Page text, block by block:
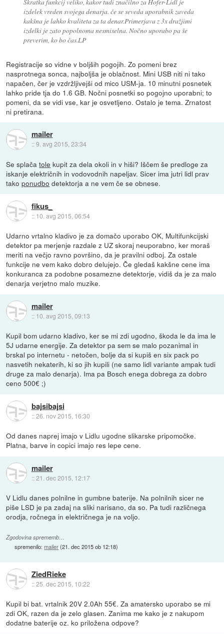
izdelek vreden svojega denarja. če se seveda uporabnik zaveda
kakšna je lahko kvaliteta za ta denar.Primerjava z 3x dražjimi
izdelki je zato popolnoma nesmiselna. Nočno uporabo pa še
preverim, ko bo čas.LP
Registracije so vidne v boljših pogojih. Zo pomeni brez
nasprotnega sonca, najboljša je oblačnost. Mini USB niti ni tako
napačen, čer je vzdržljivejši od mico USM-ja. 10 minutni posnetek
lahko pride tja do 1.6 GB. Nočni posnetki so pogojno uporabni; to
pomeni, da se vidi vse, kar je osvetljeno. Ostalo je tema. Zrnatost
ni pretirana.
mailer
::9. avg 2015, 23:34
Se splačatole kupit za dela okoli in v hiši? Iščem še predloge za
iskanje električnih in vodovodnih napeljav. Sicer ima jutri lidl prav
takoponudbo detektorja a ne vem če se obnese.
fikus_
:: 10. avg 2015, 06:54
Udarno vrtalno kladivo je za domačo uporabo OK, Multifunkcijski
detektor pa merjenje razdale z UZ skoraj neuporabno, ker moraš
meriti na večjo ravno površino, da je pravilni odboj. Za ostale
funkcije ne vem kako dobro delujejo. Če gledaš kakšne cene ima
konkuranca za podobne posamezne detektorje, vidiš da je za malo
denarja verjetno malo muzike.
mailer
:: 10. avg 2015, 09:13
Kupil bom udarno kladivo, ker se mi zdi ugodno, škoda le da ima le
5J udarne energije. Za detektor pa sem se malo pozanimal in
brskal po internetu - netočen, bolje da si kupiš en six pack po
nasvetih nekaterih, ki so jih kupili (ne samo lidl variante ampak tudi
druge za malo denarja). Ima pa Bosch enega dobrega za dobro
ceno 500€ ;)
bajsibajsi
::26. nov 2015, 16:30
Od danes naprej imajo v Lidlu ugodne slikarske pripomočke.
Platna, barve in copici imajo res lepe cene.
mailer
::21. dec 2015, 12:17
V Lidlu danes polnilne in gumbne baterije. Na polnilnih sicer ne
piše LSD je pa zadaj na sliki narisano, da so. Pa tudi različnega
orodja, ročnega in električnega je na voljo.
Zgodovina sprememb…
spremenilo:mailer(21. dec 2015 ob 12:18)
ZiedRieke
::25. dec 2015, 10:22
Kupil bi bat. vrtalnik 20V 2.0Ah 55€. Za amatersko uporabo se mi
zdi OK, razen da je zelo glasen. Zanima me kako je z nakupom
dodatne baterije oz. ko priložena odpove?